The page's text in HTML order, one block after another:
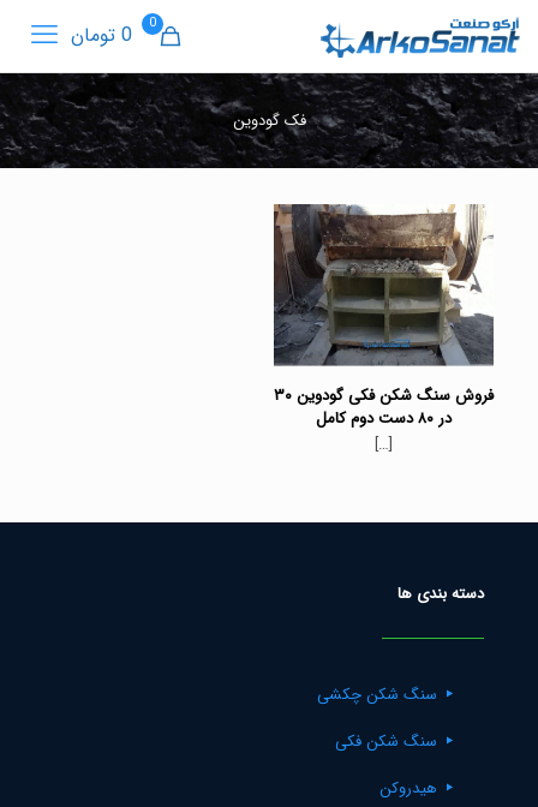
0 0 تومان
فک گودوین
فروش سنگ شکن فکی گودوین ۳۰
در ۸۰ دست دوم کامل
[…]
دسته بندی ها
سنگ شکن چکشی
سنگ شکن فکی
هیدروکن